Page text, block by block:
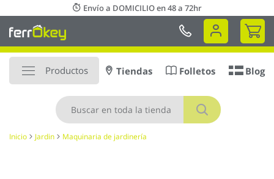
al
contenido
Envío a DOMICILIO en 48 a 72hr
Mi
Productos
Buscar
Tiendas Folletos Blog
Inicio Jardin Maquinaria de jardinería